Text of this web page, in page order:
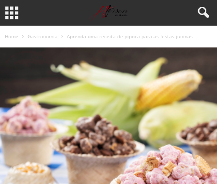
Home Gastronomia Aprenda uma receita de pipoca para as festas juninas